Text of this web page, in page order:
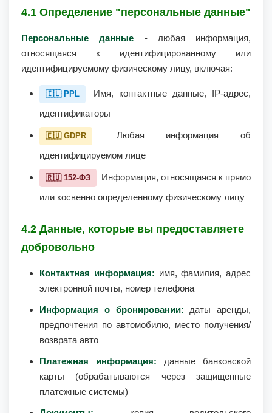
4.1 Определение "персональные данные"
Персональные данные - любая информация,
относящаяся к идентифицированному или
идентифицируемому физическому лицу, включая:
🇮🇱 PPL
Имя, контактные данные, IP-адрес,
идентификаторы
🇪🇺 GDPR
Любая информация об
идентифицируемом лице
🇷🇺 152-ФЗ
Информация, относящаяся к прямо
или косвенно определенному физическому лицу
4.2 Данные, которые вы предоставляете
добровольно
Контактная информация: имя, фамилия, адрес
электронной почты, номер телефона
Информация о бронировании: даты аренды,
предпочтения по автомобилю, место получения/
возврата авто
Платежная информация: данные банковской
карты (обрабатываются через защищенные
платежные системы)